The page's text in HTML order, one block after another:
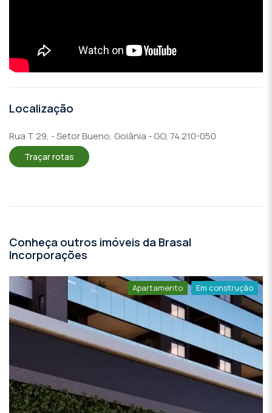
Localização
Rua T 29, - Setor Bueno, Goiânia - GO, 74.210-050
Traçar rotas
Conheça outros imóveis da Brasal
Incorporações
Apartamento Em construção